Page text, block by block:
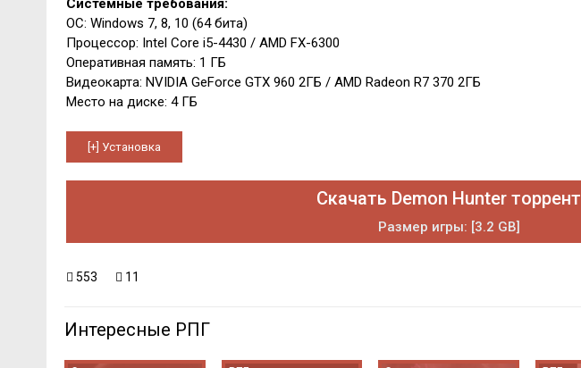
Системные требования:
ОС: Windows 7, 8, 10 (64 бита)
Процессор: Intel Core i5-4430 / AMD FX-6300
Оперативная память: 1 ГБ
Видеокарта: NVIDIA GeForce GTX 960 2ГБ / AMD Radeon R7 370 2ГБ
Место на диске: 4 ГБ
Скачать Demon Hunter торрент
Размер игры: [3.2 GB]
553 11
Интересные РПГ